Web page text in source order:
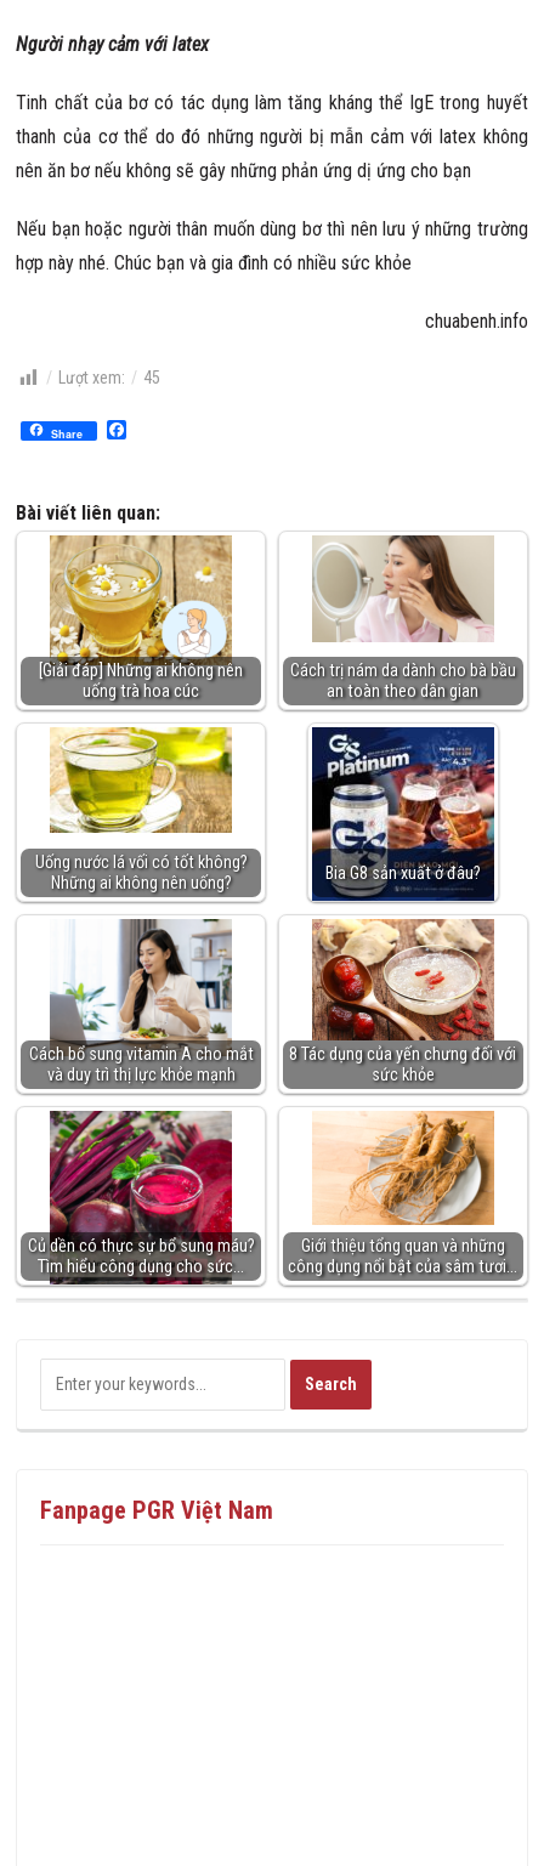
Người nhạy cảm với latex
Tinh chất của bơ có tác dụng làm tăng kháng thể IgE trong huyết
thanh của cơ thể do đó những người bị mẫn cảm với latex không
nên ăn bơ nếu không sẽ gây những phản ứng dị ứng cho bạn
Nếu bạn hoặc người thân muốn dùng bơ thì nên lưu ý những trường
hợp này nhé. Chúc bạn và gia đình có nhiều sức khỏe
chuabenh.info
Lượt xem: 45
Share
Bài viết liên quan:
[Giải đáp] Những ai không nên
uống trà hoa cúc
Cách trị nám da dành cho bà bầu
an toàn theo dân gian
Uống nước lá vối có tốt không?
Những ai không nên uống?
Bia G8 sản xuất ở đâu?
Cách bổ sung vitamin A cho mắt
và duy trì thị lực khỏe mạnh
8 Tác dụng của yến chưng đối với
sức khỏe
Củ dền có thực sự bổ sung máu?
Tìm hiểu công dụng cho sức…
Giới thiệu tổng quan và những
công dụng nổi bật của sâm tươi…
Fanpage PGR Việt Nam